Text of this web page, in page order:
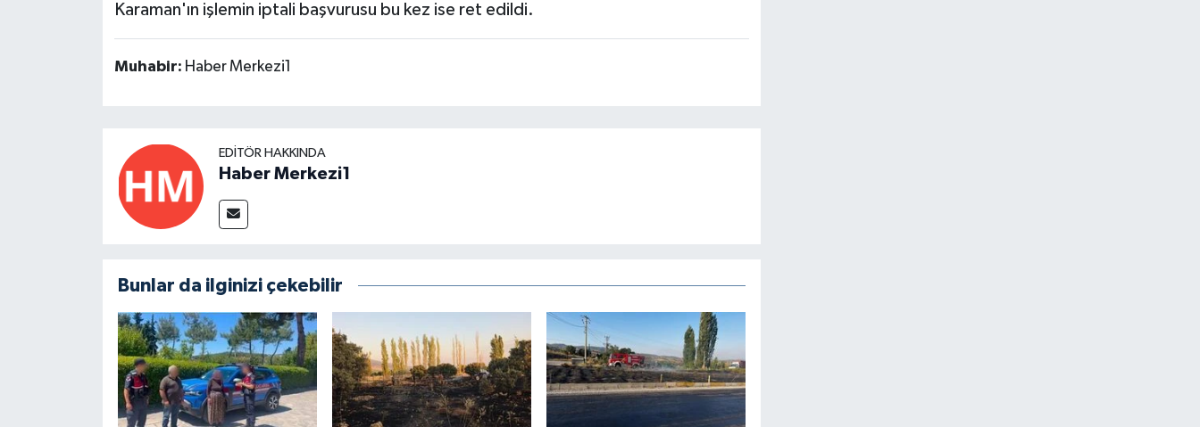
Karaman'ın işlemin iptali başvurusu bu kez ise ret edildi.
Muhabir: Haber Merkezi1
EDITÖR HAKKINDA
Haber Merkezi1
Bunlar da ilginizi çekebilir